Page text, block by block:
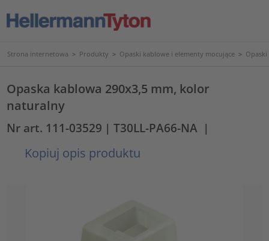
Strona internetowa > Produkty > Opaski kablowe i elementy mocujące >
Opaska kablowa 290x3,5 mm, kolor
naturalny
Nr art. 111-03529 | T30LL-PA66-NA |
Kopiuj opis produktu